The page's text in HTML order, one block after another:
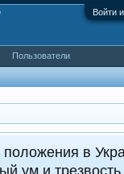
Войти
Это
Пользователи